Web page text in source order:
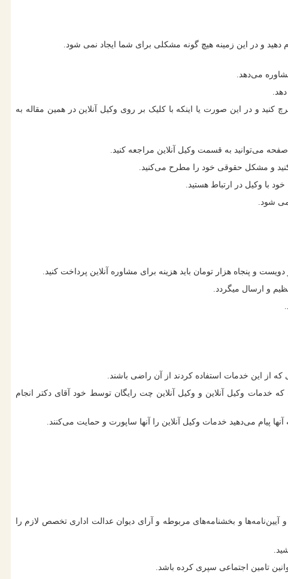
دهید و در این زمینه هیچ گونه مشکلی برای شما ایجاد نمی شود.
می‌دهد.
و در این صورت یا اینکه با کلیک بر روی وکیل آنلاین در همین مقاله به
می‌توانید به قسمت وکیل آنلاین مراجعه کنید.
و مشکل حقوقی خود را مطرح می‌کنید.
با وکیل در ارتباط هستید.
می شود.
از این خدمات استفاده کردند از آن راضی باشند.
که خدمات وکیل آنلاین و وکیل آنلاین چت رایگان توسط خود آقای دکتر انجام
پیام می‌دهید خدمات وکیل آنلاین را آنها ساپورت و حمایت می‌کنند.
و بخشنامه‌های مربوطه و آرای دیوان عدالت اداری تخصص لازم را
تامین اجتماعی سپری کرده باشد.